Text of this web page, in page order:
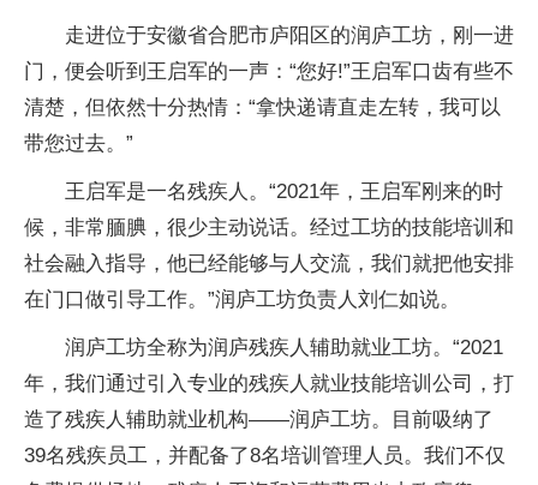
走进位于安徽省合肥市庐阳区的润庐工坊，刚一进
门，便会听到王启军的一声：“您好!”王启军口齿有些不
清楚，但依然十分热情：“拿快递请直走左转，我可以
带您过去。”
王启军是一名残疾人。“2021年，王启军刚来的时
候，非常腼腆，很少主动说话。经过工坊的技能培训和
社会融入指导，他已经能够与人交流，我们就把他安排
在门口做引导工作。”润庐工坊负责人刘仁如说。
润庐工坊全称为润庐残疾人辅助就业工坊。“2021
年，我们通过引入专业的残疾人就业技能培训公司，打
造了残疾人辅助就业机构——润庐工坊。目前吸纳了
39名残疾员工，并配备了8名培训管理人员。我们不仅